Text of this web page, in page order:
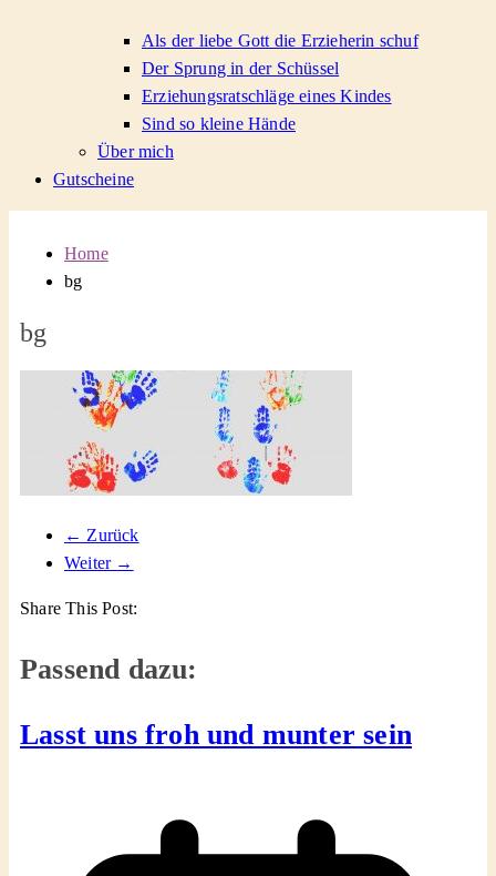
Als der liebe Gott die Erzieherin schuf
Der Sprung in der Schüssel
Erziehungsratschläge eines Kindes
Sind so kleine Hände
Über mich
Gutscheine
Home
bg
bg
← Zurück
Weiter →
Share This Post:
Passend dazu:
Lasst uns froh und munter sein